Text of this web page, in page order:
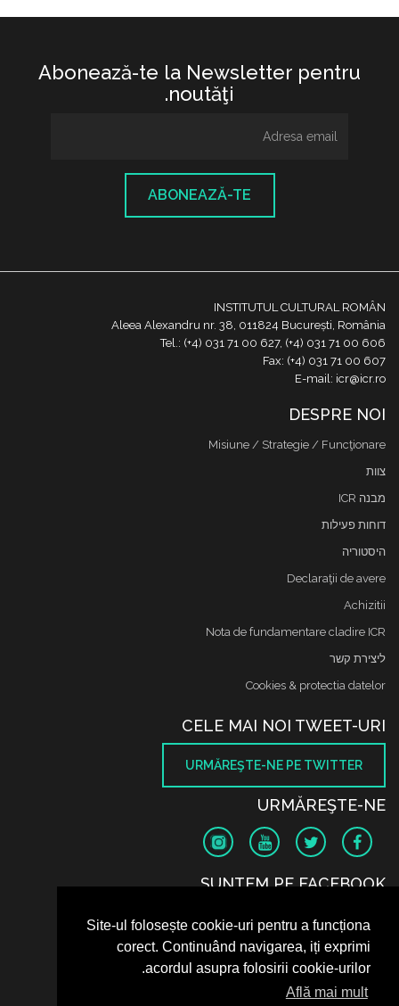
Site-ul folosește cookie-uri pentru a funcționa
corect. Continuând navigarea, iți exprimi
acordul asupra folosirii cookie-urilor.
Află mai mult
Abonează-te la Newsletter pentru
noutăţi.
ABONEAZĂ-TE
INSTITUTUL CULTURAL ROMÂN
Aleea Alexandru nr. 38, 011824 București, România
Tel.: (+4) 031 71 00 627, (+4) 031 71 00 606
Fax: (+4) 031 71 00 607
E-mail: icr@icr.ro
DESPRE NOI
Misiune / Strategie / Funcţionare
צוות
מבנה ICR
דוחות פעילות
היסטוריה
Declaraţii de avere
Achizitii
Nota de fundamentare cladire ICR
ליצירת קשר
Cookies & protectia datelor
CELE MAI NOI TWEET-URI
URMĂREŞTE-NE PE TWITTER
URMĂREŞTE-NE
SUNTEM PE FACEBOOK